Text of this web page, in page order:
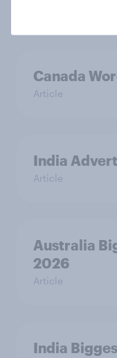
Canada
Article
India
Article
Australia
2026
Article
India